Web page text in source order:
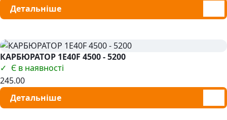
Детальніше
КАРБЮРАТОР 1E40F 4500 - 5200
Є в наявності
245.00
Детальніше